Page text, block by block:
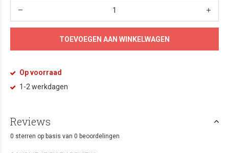
TOEVOEGEN AAN WINKELWAGEN
Op voorraad
1-2 werkdagen
Reviews
0 sterren op basis van 0 beoordelingen